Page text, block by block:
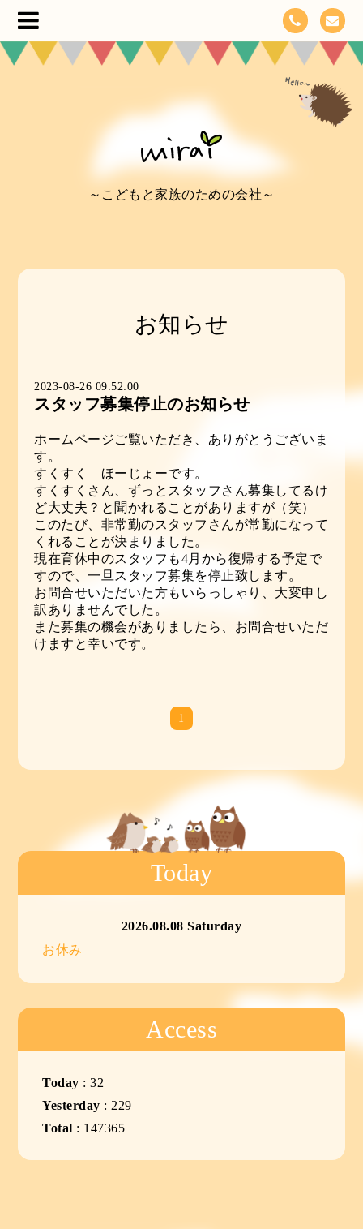
～こどもと家族のための会社～
お知らせ
2023-08-26 09:52:00
スタッフ募集停止のお知らせ
ホームページご覧いただき、ありがとうございま
す。
すくすく ほーじょーです。
すくすくさん、ずっとスタッフさん募集してるけ
ど大丈夫？と聞かれることがありますが（笑）
このたび、非常勤のスタッフさんが常勤になって
くれることが決まりました。
現在育休中のスタッフも4月から復帰する予定で
すので、一旦スタッフ募集を停止致します。
お問合せいただいた方もいらっしゃり、大変申し
訳ありませんでした。
また募集の機会がありましたら、お問合せいただ
けますと幸いです。
1
Today
2026.08.08 Saturday
お休み
Access
Today :32
Yesterday : 229
Total : 147365